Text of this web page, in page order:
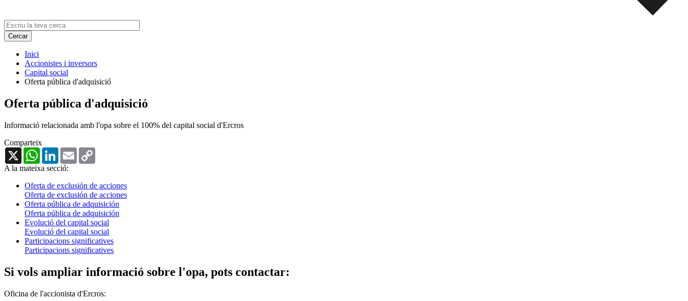
Inici
Accionistes i inversors
Capital social
Oferta pública d'adquisició
Oferta pública d'adquisició
Informació relacionada amb l'opa sobre el 100% del capital social d'Ercros
Comparteix
X
WhatsAppLinkedInEmail
A la mateixa secció:
Oferta de exclusión de acciones
Oferta de exclusión de acciones
Oferta pública de adquisición
Oferta pública de adquisición
Evolució del capital social
Evolució del capital social
Participacions significatives
Participacions significatives
Si vols ampliar informació sobre l'opa, pots contactar:
Oficina de l'accionista d'Ercros: